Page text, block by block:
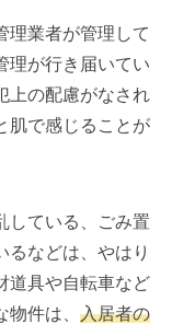
理業者が管理して
理が行き届いてい
上の配慮がなされ
肌で感じることが
している、ごみ置
るなどは、やはり
道具や自転車など
件は、 入居者の